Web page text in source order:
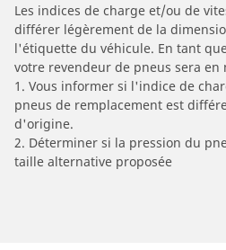
Les indices de charge et/ou de
différer légèrement de la
l'étiquette du véhicule. En tant
votre revendeur de pneus sera en
1. Vous informer si l'indice de
pneus de remplacement est
d'origine.
2. Déterminer si la pression du
taille alternative proposée